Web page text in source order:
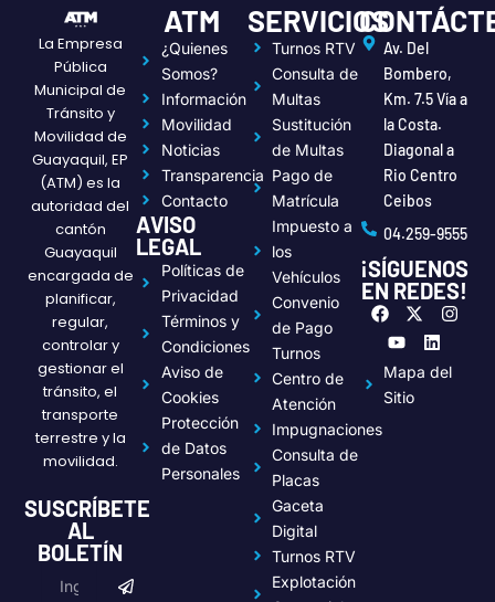
La Empresa
Pública
Municipal de
Tránsito y
Movilidad de
Guayaquil, EP
(ATM) es la
autoridad del
cantón
Guayaquil
encargada de
planificar,
regular,
controlar y
gestionar el
tránsito, el
transporte
terrestre y la
movilidad.
SUSCRÍBETE
AL
BOLETÍN
ATM
¿Quienes
Somos?
Información
Movilidad
Noticias
Transparencia
Contacto
AVISO
LEGAL
Políticas de
Privacidad
Términos y
Condiciones
Aviso de
Cookies
Protección
de Datos
Personales
SERVICIOS
Turnos RTV
Consulta de
Multas
Sustitución
de Multas
Pago de
Matrícula
Impuesto a
los
Vehículos
Convenio
de Pago
Turnos
Centro de
Atención
Impugnaciones
Consulta de
Placas
Gaceta
Digital
Turnos RTV
Explotación
Av. Del
Bombero,
Km. 7.5 Vía a
la Costa.
Diagonal a
Rio Centro
Ceibos
04.259-9555
¡SÍGUENOS
EN REDES!
F
a
c
e
b
o
k
X
-
i
t
I
n
t
a
Y
u
t
u
b
n
k
e
Mapa del
Sitio